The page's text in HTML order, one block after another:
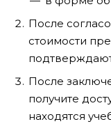
После
стоимости
После
получите
находятся